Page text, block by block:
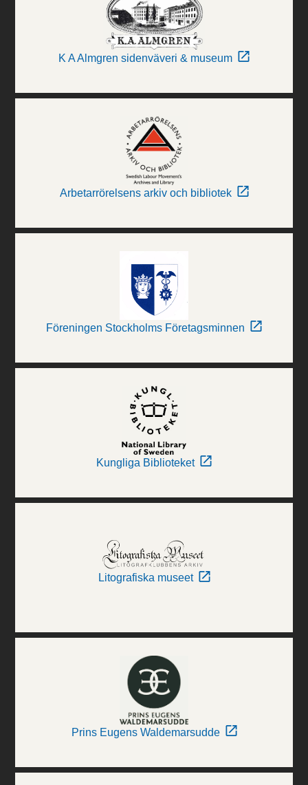
K A Almgren sidenväveri & museum
Arbetarrörelsens arkiv och bibliotek
Föreningen Stockholms Företagsminnen
Kungliga Biblioteket
Litografiska museet
Prins Eugens Waldemarsudde